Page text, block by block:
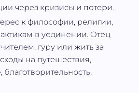
через кризисы и потери.
к философии, религии,
в уединении. Отец
гуру или жить за
на путешествия,
благотворительность.